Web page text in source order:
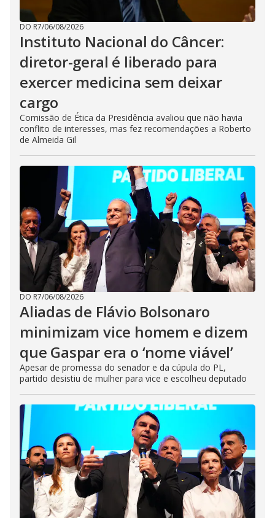
DO R7/06/08/2026
Instituto Nacional do Câncer:
diretor-geral é liberado para
exercer medicina sem deixar
cargo
Comissão de Ética da Presidência avaliou que não havia
conflito de interesses, mas fez recomendações a Roberto
de Almeida Gil
DO R7/06/08/2026
Aliadas de Flávio Bolsonaro
minimizam vice homem e dizem
que Gaspar era o ‘nome viável’
Apesar de promessa do senador e da cúpula do PL,
partido desistiu de mulher para vice e escolheu deputado